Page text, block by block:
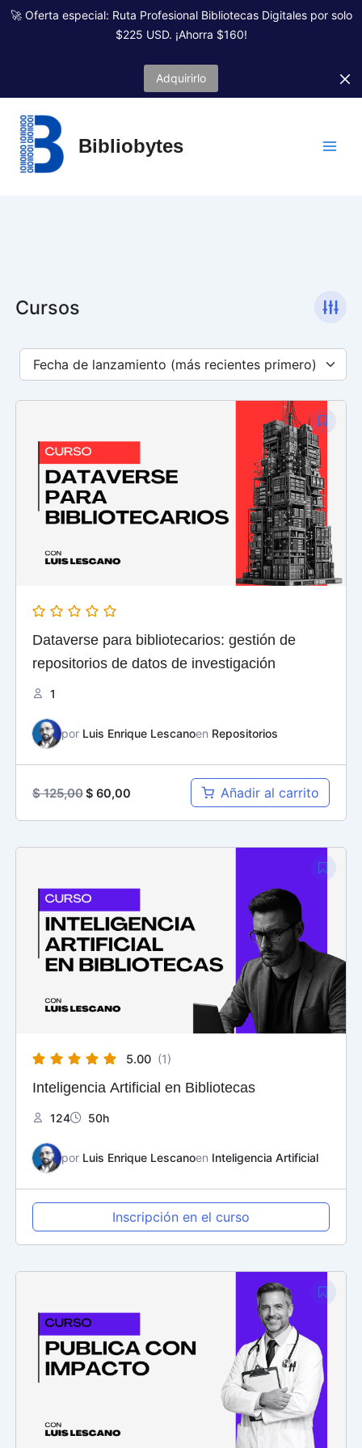
🚀 Oferta especial: Ruta Profesional Bibliotecas Digitales por solo
$225 USD. ¡Ahorra $160!
Adquirirlo
Bibliobytes
Cursos
Dataverse para bibliotecarios: gestión de
repositorios de datos de investigación
1
por Luis Enrique Lescanoen Repositorios
$125,00
original
era:
$ 125,00.
$60,00
actual
es:
$ 60,00.
Añadir al carrito
5.00 (1)
Inteligencia Artificial en Bibliotecas
124 50h
por Luis Enrique Lescanoen Inteligencia Artificial
Inscripción en el curso
original
era:
$ 125,00.
actual
es:
$ 60,00.